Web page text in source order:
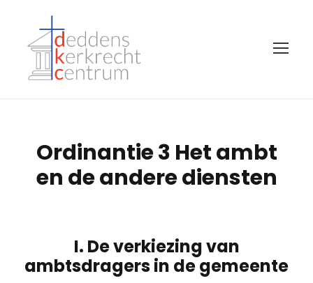
Ordinantie 3 Het ambt
en de andere diensten
I. De verkiezing van
ambtsdragers in de gemeente